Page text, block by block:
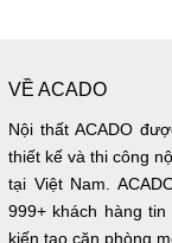
VỀ ACADO
Nội thất ACADO
thiết kế và thi công
tại Việt Nam.
999+ khách hàng
kiến tạo căn phòng